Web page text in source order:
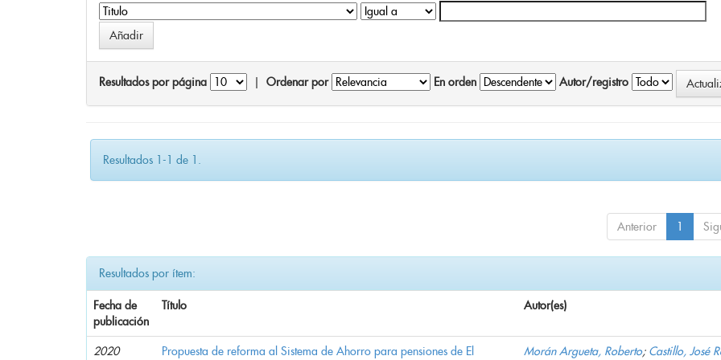
Resultados por página Ordenar por En orden Autor/registro
Resultados 1-1 de 1.
Anterior 1
Resultados por ítem:
Fecha de
publicación
Título Autor(es)
2020 Propuesta de reforma al Sistema de Ahorro para pensiones de El Morán Argueta, Roberto; Castillo, José